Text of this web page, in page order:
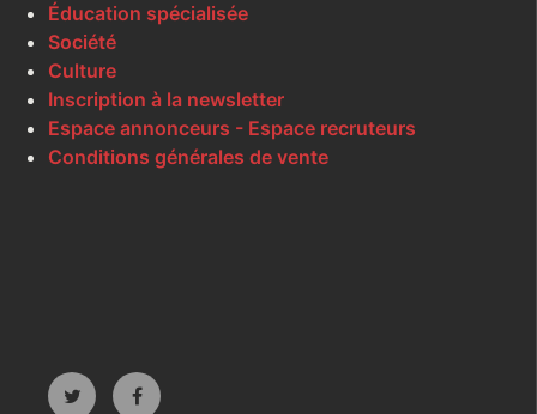
Éducation spécialisée
Société
Culture
Inscription à la newsletter
Espace annonceurs - Espace recruteurs
Conditions générales de vente